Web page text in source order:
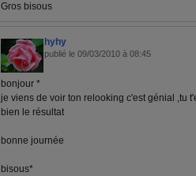
Gros bisous
hyhy
publié le 09/03/2010 à 08:45
bonjour *
je viens de voir ton relooking c'est génial ,tu
bien le résultat
bonne journée
bisous*